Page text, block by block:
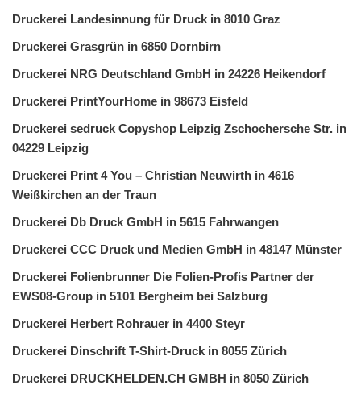
Druckerei Landesinnung für Druck in 8010 Graz
Druckerei Grasgrün in 6850 Dornbirn
Druckerei NRG Deutschland GmbH in 24226 Heikendorf
Druckerei PrintYourHome in 98673 Eisfeld
Druckerei sedruck Copyshop Leipzig Zschochersche Str. in
04229 Leipzig
Druckerei Print 4 You – Christian Neuwirth in 4616
Weißkirchen an der Traun
Druckerei Db Druck GmbH in 5615 Fahrwangen
Druckerei CCC Druck und Medien GmbH in 48147 Münster
Druckerei Folienbrunner Die Folien-Profis Partner der
EWS08-Group in 5101 Bergheim bei Salzburg
Druckerei Herbert Rohrauer in 4400 Steyr
Druckerei Dinschrift T-Shirt-Druck in 8055 Zürich
Druckerei DRUCKHELDEN.CH GMBH in 8050 Zürich